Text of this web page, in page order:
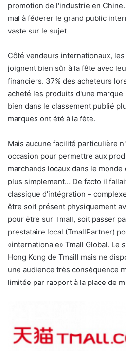
promotion de l'industrie en
mal à féderer le grand public
vaste sur le sujet.
Côté vendeurs internationaux,
joignent bien sûr à la fête avec
financiers. 37% des acheteurs
acheté les produits d'une
bien dans le classement publié
marques ont été à la fête.
Mais aucune facilité particulière
occasion pour permettre aux
marchands locaux dans le
plus simplement… De facto il
classique d'intégration –
être soit présent physiquement
pour être sur Tmall, soit passer
prestataire local (TmallPartner)
«internationale» Tmall Global. Le
Hong Kong de Tmaill mais ne
une audience très conséquence
limitée par rapport à la place de